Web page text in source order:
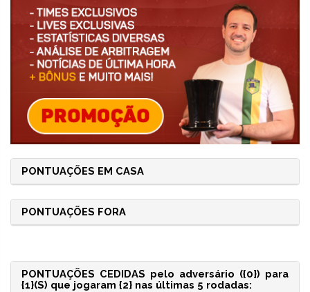
PONTUAÇÕES EM CASA
PONTUAÇÕES FORA
PONTUAÇÕES CEDIDAS pelo adversário ({0}) para
{1}(S) que jogaram {2} nas últimas 5 rodadas: